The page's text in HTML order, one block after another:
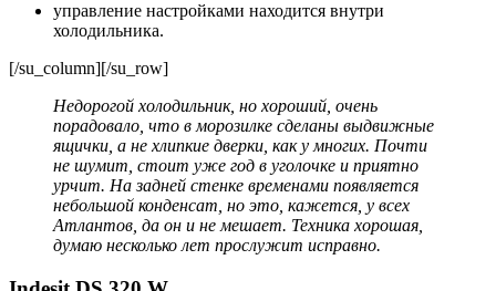
управление настройками находится внутри
холодильника.
[/su_column][/su_row]
Недорогой холодильник, но хороший, очень
порадовало, что в морозилке сделаны выдвижные
ящички, а не хлипкие дверки, как у многих. Почти
не шумит, стоит уже год в уголочке и приятно
урчит. На задней стенке временами появляется
небольшой конденсат, но это, кажется, у всех
Атлантов, да он и не мешает. Техника хорошая,
думаю несколько лет прослужит исправно.